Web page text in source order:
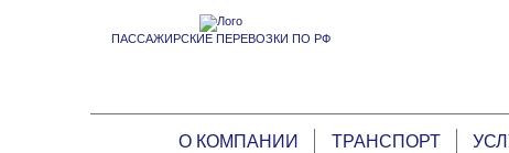
ПАССАЖИРСКИЕ ПЕРЕВОЗКИ ПО РФ
О КОМПАНИИ ТРАНСПОРТ